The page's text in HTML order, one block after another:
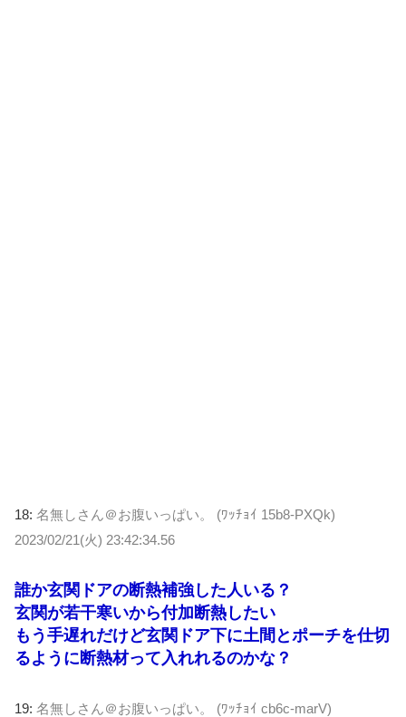
18: 名無しさん＠お腹いっぱい。 (ﾜｯﾁｮｲ 15b8-PXQk)
2023/02/21(火) 23:42:34.56
誰か玄関ドアの断熱補強した人いる？
玄関が若干寒いから付加断熱したい
もう手遅れだけど玄関ドア下に土間とポーチを仕切
るように断熱材って入れれるのかな？
19: 名無しさん＠お腹いっぱい。 (ﾜｯﾁｮｲ cb6c-marV)